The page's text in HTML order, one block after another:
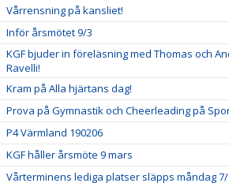
Vårrensning på kansliet!
Inför årsmötet 9/3
KGF bjuder in föreläsning med Thomas och
Ravelli!
Kram på Alla hjärtans dag!
Prova på Gymnastik och Cheerleading på
P4 Värmland 190206
KGF håller årsmöte 9 mars
Vårterminens lediga platser släpps måndag 7/